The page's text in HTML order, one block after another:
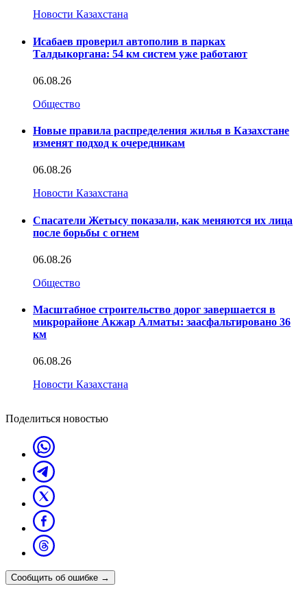
Новости Казахстана
Исабаев проверил автополив в парках
Талдыкоргана: 54 км систем уже работают
06.08.26
Общество
Новые правила распределения жилья в Казахстане
изменят подход к очередникам
06.08.26
Новости Казахстана
Спасатели Жетысу показали, как меняются их лица
после борьбы с огнем
06.08.26
Общество
Масштабное строительство дорог завершается в
микрорайоне Акжар Алматы: заасфальтировано 36
км
06.08.26
Новости Казахстана
Поделиться новостью
Сообщить об ошибке →